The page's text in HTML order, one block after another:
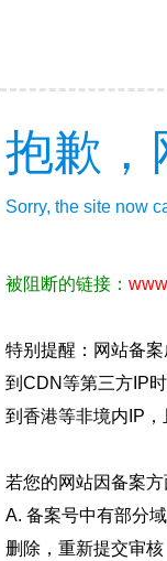
抱歉，
Sorry, the site now
被阻断的链接：
特别提醒：网站备
到CDN等第三方IP
到香港等非境内IP
若您的网站因备案
A. 备案号中有部分
删除，重新提交审